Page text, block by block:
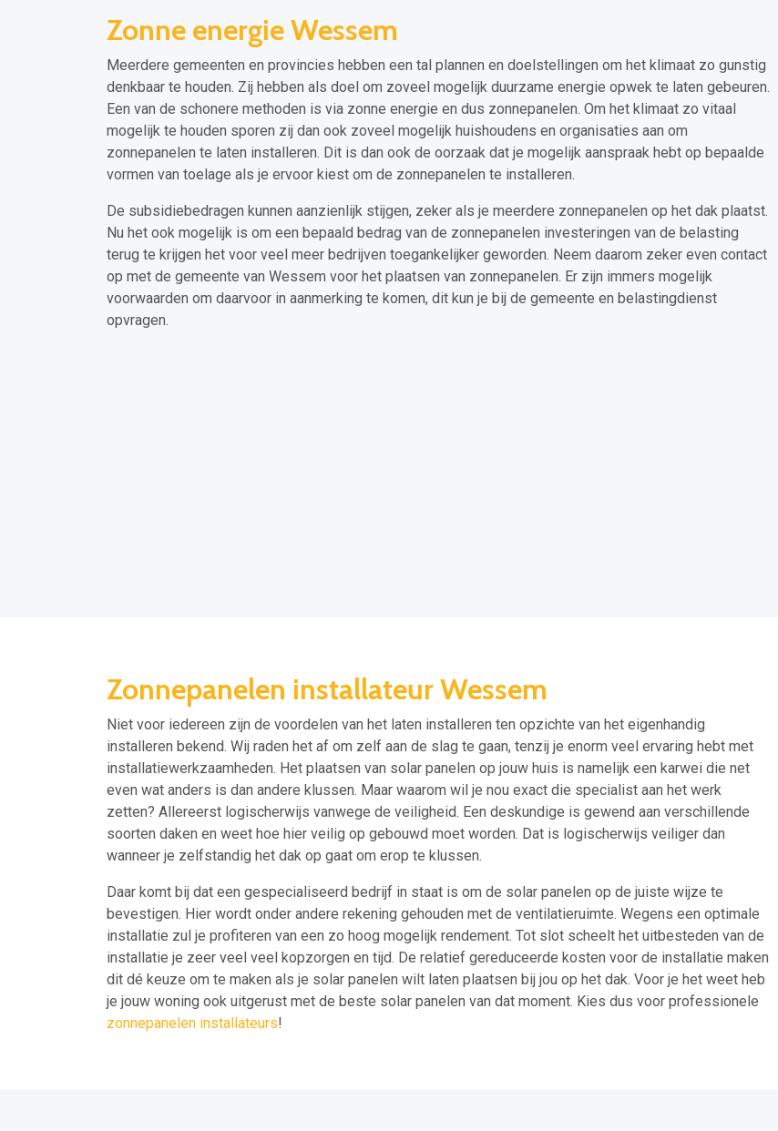
Zonne energie Wessem
Meerdere gemeenten en provincies hebben een tal plannen en doelstellingen om het klimaat zo gunstig
denkbaar te houden. Zij hebben als doel om zoveel mogelijk duurzame energie opwek te laten gebeuren.
Een van de schonere methoden is via zonne energie en dus zonnepanelen. Om het klimaat zo vitaal
mogelijk te houden sporen zij dan ook zoveel mogelijk huishoudens en organisaties aan om
zonnepanelen te laten installeren. Dit is dan ook de oorzaak dat je mogelijk aanspraak hebt op bepaalde
vormen van toelage als je ervoor kiest om de zonnepanelen te installeren.
De subsidiebedragen kunnen aanzienlijk stijgen, zeker als je meerdere zonnepanelen op het dak plaatst.
Nu het ook mogelijk is om een bepaald bedrag van de zonnepanelen investeringen van de belasting
terug te krijgen het voor veel meer bedrijven toegankelijker geworden. Neem daarom zeker even contact
op met de gemeente van Wessem voor het plaatsen van zonnepanelen. Er zijn immers mogelijk
voorwaarden om daarvoor in aanmerking te komen, dit kun je bij de gemeente en belastingdienst
opvragen.
Zonnepanelen installateur Wessem
Niet voor iedereen zijn de voordelen van het laten installeren ten opzichte van het eigenhandig
installeren bekend. Wij raden het af om zelf aan de slag te gaan, tenzij je enorm veel ervaring hebt met
installatiewerkzaamheden. Het plaatsen van solar panelen op jouw huis is namelijk een karwei die net
even wat anders is dan andere klussen. Maar waarom wil je nou exact die specialist aan het werk
zetten? Allereerst logischerwijs vanwege de veiligheid. Een deskundige is gewend aan verschillende
soorten daken en weet hoe hier veilig op gebouwd moet worden. Dat is logischerwijs veiliger dan
wanneer je zelfstandig het dak op gaat om erop te klussen.
Daar komt bij dat een gespecialiseerd bedrijf in staat is om de solar panelen op de juiste wijze te
bevestigen. Hier wordt onder andere rekening gehouden met de ventilatieruimte. Wegens een optimale
installatie zul je profiteren van een zo hoog mogelijk rendement. Tot slot scheelt het uitbesteden van de
installatie je zeer veel veel kopzorgen en tijd. De relatief gereduceerde kosten voor de installatie maken
dit dé keuze om te maken als je solar panelen wilt laten plaatsen bij jou op het dak. Voor je het weet heb
je jouw woning ook uitgerust met de beste solar panelen van dat moment. Kies dus voor professionele
zonnepanelen installateurs!